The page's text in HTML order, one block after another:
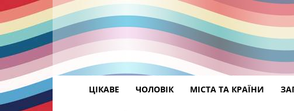
ЦІКАВЕ ЧОЛОВІК МІСТА ТА КРАЇНИ